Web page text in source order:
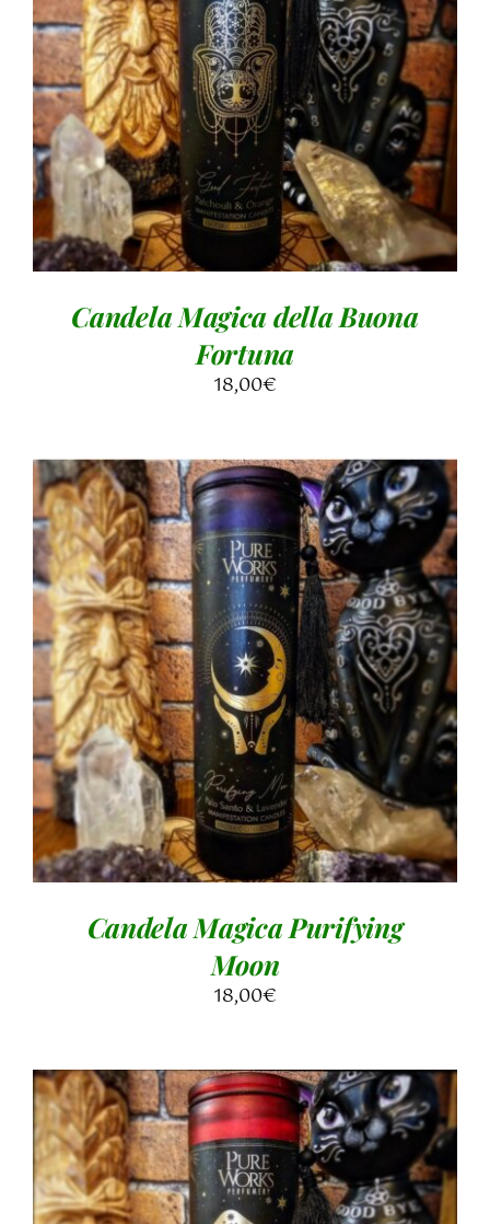
AGGIUNGI AL CARRELLO DETTAGLI
Candela Magica della Buona
Fortuna
18,00€
AGGIUNGI AL CARRELLO / DETTAGLI
Candela Magica Purifying
Moon
18,00€